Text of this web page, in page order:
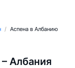
Аспена в Албанию
Албания